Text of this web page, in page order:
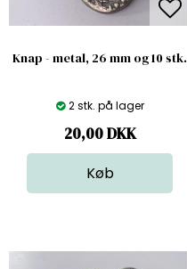
Knap - metal, 26 mm og 10 stk.
2 stk. på lager
20,00DKK